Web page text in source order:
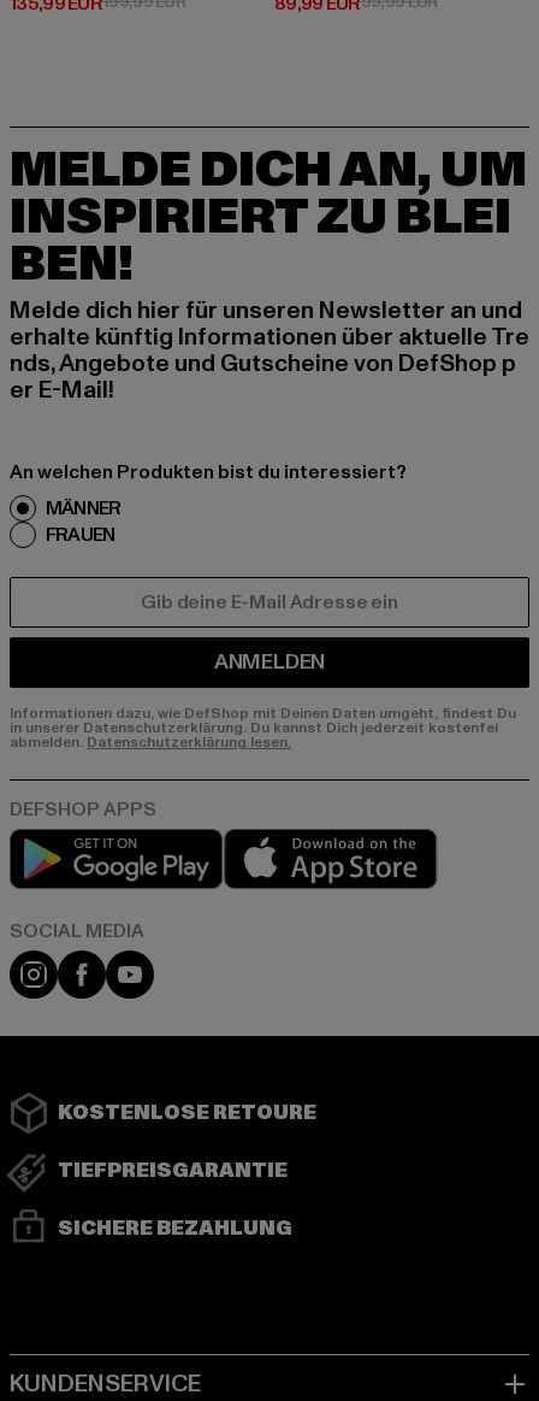
MELDE DICH AN, UM
INSPIRIERT ZU BLEI
BEN!
Melde dich hier für unseren Newsletter an und
erhalte künftig Informationen über aktuelle Tre
nds, Angebote und Gutscheine von DefShop p
er E-Mail!
An welchen Produkten bist du interessiert?
MÄNNER
FRAUEN
ANMELDEN
Informationen dazu, wie DefShop mit Deinen Daten umgeht, findest Du
in unserer Datenschutzerklärung. Du kannst Dich jederzeit kostenfei
abmelden. Datenschutzerklärung lesen.
Play market
Instagram
FacebookYouTube
KOSTENLOSE RETOURE
TIEFPREISGARANTIE
SICHERE BEZAHLUNG